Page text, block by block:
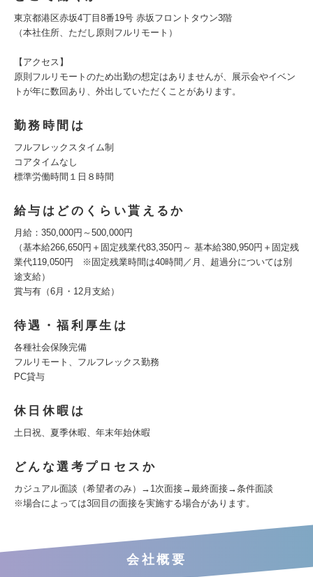
東京都港区赤坂4丁目8番19号 赤坂フロントタウン3階
（本社住所、ただし原則フルリモート）
【アクセス】
原則フルリモートのため出勤の想定はありませんが、展示会やイベン
トが年に数回あり、外出していただくことがあります。
勤務時間は
フルフレックスタイム制
コアタイムなし
標準労働時間１日８時間
給与はどのくらい貰えるか
月給：350,000円～500,000円
（基本給266,650円＋固定残業代83,350円～ 基本給380,950円＋固定残
業代119,050円 ※固定残業時間は40時間／月、超過分については別
途支給）
賞与有（6月・12月支給）
待遇・福利厚生は
各種社会保険完備
フルリモート、フルフレックス勤務
PC貸与
休日休暇は
土日祝、夏季休暇、年末年始休暇
どんな選考プロセスか
カジュアル面談（希望者のみ）→1次面接→最終面接→条件面談
※場合によっては3回目の面接を実施する場合があります。
会社概要